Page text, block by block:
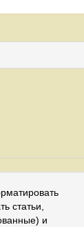
статьи,
и